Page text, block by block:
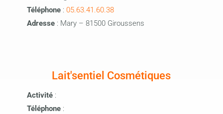
Téléphone: 05.63.41.60.38
Adresse : Mary – 81500 Giroussens
Lait'sentiel Cosmétiques
Activité :
Téléphone: